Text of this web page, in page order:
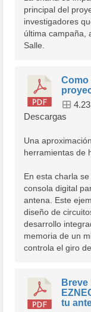
principal del
investigadores
última campaña,
Salle.
Como
Descargas
Una
herramientas de
En esta charla
consola digital
antena. Este
diseño de
desarrollo
memoria de un
controla el giro
tu